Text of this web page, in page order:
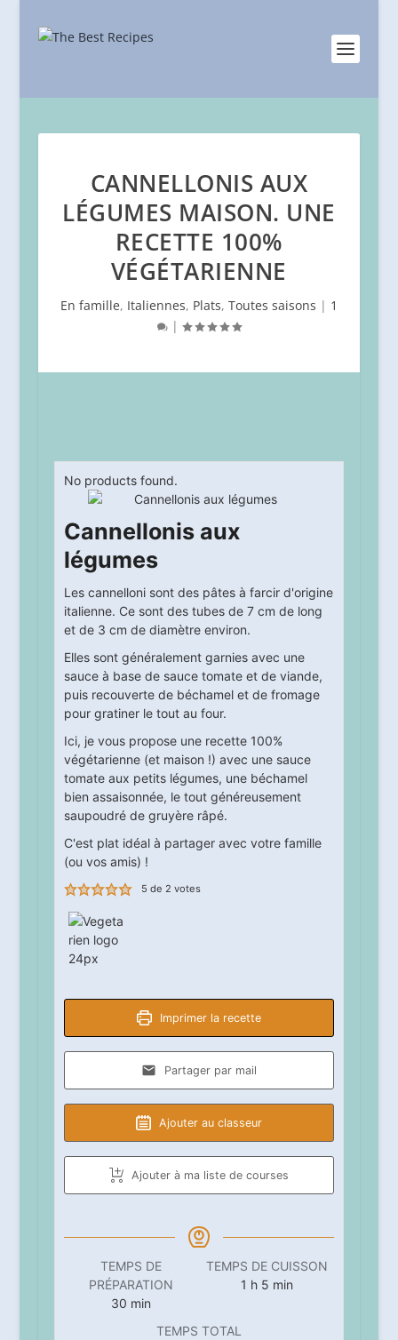
CANNELLONIS AUX
LÉGUMES MAISON. UNE
RECETTE 100%
VÉGÉTARIENNE
En famille, Italiennes, Plats, Toutes saisons | 1
|
No products found.
Cannellonis aux
légumes
Les cannelloni sont des pâtes à farcir d'origine
italienne. Ce sont des tubes de 7 cm de long
et de 3 cm de diamètre environ.
Elles sont généralement garnies avec une
sauce à base de sauce tomate et de viande,
puis recouverte de béchamel et de fromage
pour gratiner le tout au four.
Ici, je vous propose une recette 100%
végétarienne (et maison !) avec une sauce
tomate aux petits légumes, une béchamel
bien assaisonnée, le tout généreusement
saupoudré de gruyère râpé.
C'est plat idéal à partager avec votre famille
(ou vos amis) !
5 de 2 votes
Imprimer la recette
Partager par mail
Ajouter au classeur
Ajouter à ma liste de courses
TEMPS DE
PRÉPARATION
30 minutes
min
TEMPS DE CUISSON
1 heure
h 5minutes
min
TEMPS TOTAL